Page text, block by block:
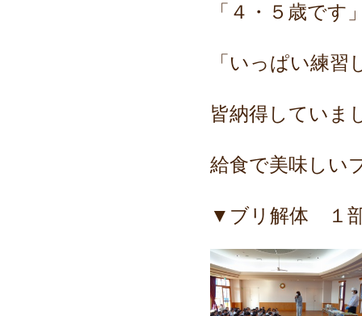
「４・５歳で
「いっぱい練
皆納得していま
給食で美味しい
▼ブリ解体 １